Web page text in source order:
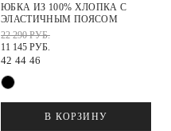
ЮБКА ИЗ 100% ХЛОПКА С
ЭЛАСТИЧНЫМ ПОЯСОМ
22 290 РУБ.
11 145 РУБ.
42 44 46
В КОРЗИНУ